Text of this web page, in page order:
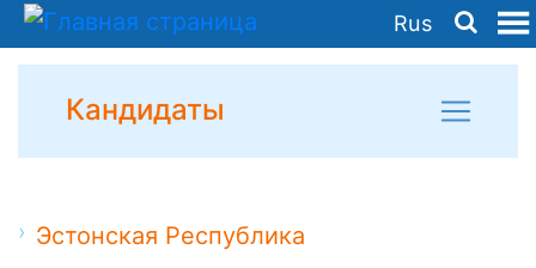
Rus
Кандидаты
Эстонская Республика